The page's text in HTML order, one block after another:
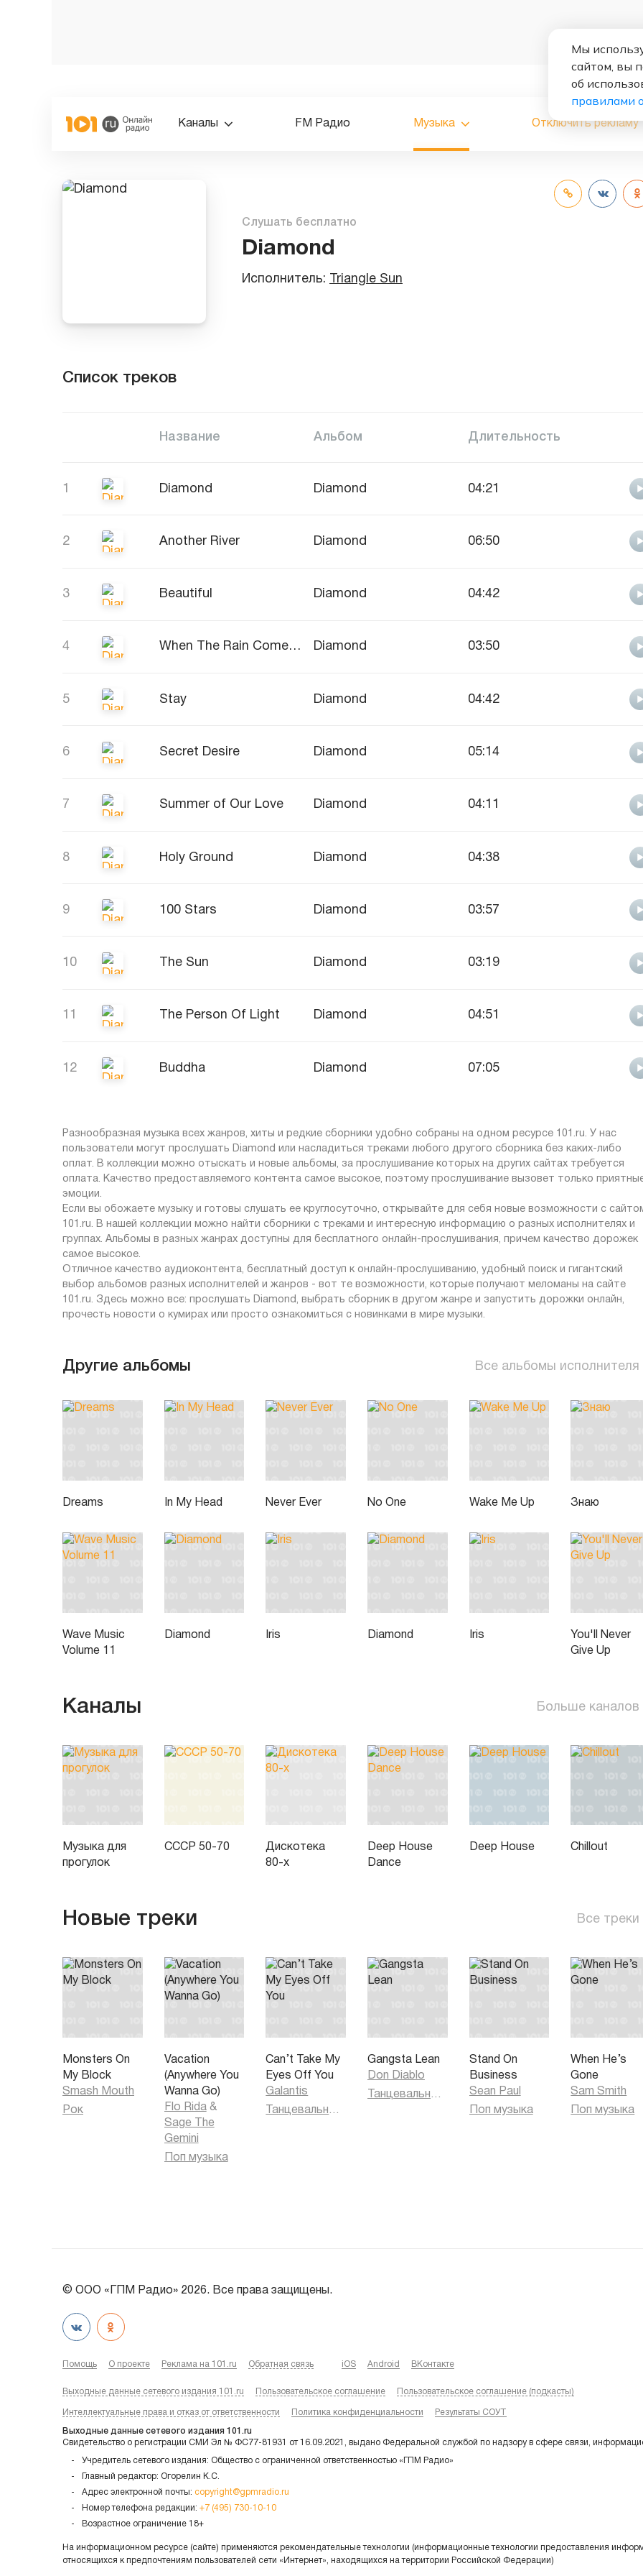
Каналы FM Радио Музыка Отключить рекламу
Слушать бесплатно
Diamond
Исполнитель: Triangle Sun
Список треков
Название Альбом Длительность
1 Diamond Diamond 04:21
2 Another River Diamond 06:50
3 Beautiful Diamond 04:42
4 When The Rain Comes Falling Down Diamond 03:50
5 Stay Diamond 04:42
6 Secret Desire Diamond 05:14
7 Summer of Our Love Diamond 04:11
8 Holy Ground Diamond 04:38
9 100 Stars Diamond 03:57
10 The Sun Diamond 03:19
11 The Person Of Light Diamond 04:51
12 Buddha Diamond 07:05
Разнообразная музыка всех жанров, хиты и редкие сборники удобно собраны на одном ресурсе 101.ru. У нас
пользователи могут прослушать Diamond или насладиться треками любого другого сборника без каких-либо
оплат. В коллекции можно отыскать и новые альбомы, за прослушивание которых на других сайтах требуется
оплата. Качество предоставляемого контента самое высокое, поэтому прослушивание вызовет только
эмоции.
Если вы обожаете музыку и готовы слушать ее круглосуточно, открывайте для себя новые возможности с
101.ru. В нашей коллекции можно найти сборники с треками и интересную информацию о разных исполнителях и
группах. Альбомы в разных жанрах доступны для бесплатного онлайн-прослушивания, причем качество дорожек
самое высокое.
Отличное качество аудиоконтента, бесплатный доступ к онлайн-прослушиванию, удобный поиск и гигантский
выбор альбомов разных исполнителей и жанров - вот те возможности, которые получают меломаны на сайте
101.ru. Здесь можно все: прослушать Diamond, выбрать сборник в другом жанре и запустить дорожки онлайн,
прочесть новости о кумирах или просто ознакомиться с новинками в мире музыки.
Другие альбомы Все альбомы исполнителя
Dreams In My Head Never Ever No One Wake Me Up Знаю
Wave Music
Volume 11
Diamond Iris Diamond Iris
You'll Never
Give Up
Каналы Больше каналов
Музыка для
прогулок
СССР 50-70
Дискотека
80-х
Deep House
Dance
Deep House Chillout
Новые треки Все треки
Monsters On
My Block
Smash Mouth
Рок
Vacation
(Anywhere You
Wanna Go)
Flo Rida &
Sage The
Gemini
Поп музыка
Can’t Take My
Eyes Off You
Galantis
Танцевальная музыка
Gangsta Lean
Don Diablo
Танцевальная музыка
Stand On
Business
Sean Paul
Поп музыка
When He’s
Gone
Sam Smith
Поп музыка
© ООО «ГПМ Радио» 2026. Все права защищены.
Помощь О проекте Реклама на 101.ru Обратная связь iOS Android ВКонтакте
Выходные данные сетевого издания 101.ru Пользовательское соглашение Пользовательское соглашение (подкасты)
Интеллектуальные права и отказ от ответственности Политика конфиденциальности Результаты СОУТ
Выходные данные сетевого издания 101.ru
Свидетельство о регистрации СМИ Эл № ФС77-81931 от 16.09.2021, выдано Федеральной службой по надзору в сфере связи,
Учредитель сетевого издания: Общество с ограниченной ответственностью «ГПМ Радио»
Главный редактор: Огорелин К.С.
Адрес электронной почты: copyright@gpmradio.ru
Номер телефона редакции: +7 (495) 730-10-10
Возрастное ограничение 18+
На информационном ресурсе (сайте) применяются рекомендательные технологии (информационные технологии предоставления
относящихся к предпочтениям пользователей сети «Интернет», находящихся на территории Российской Федерации)
Мы
сайтом, вы
об
правилами